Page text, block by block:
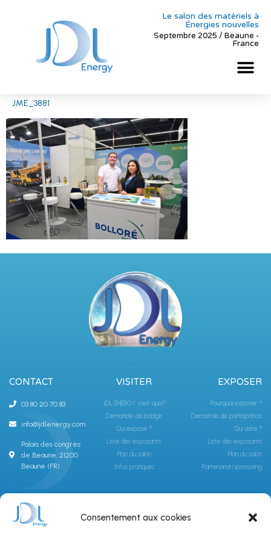
Consentement aux cookies
Le salon des matériels à
Énergies nouvelles
Septembre 2025 / Beaune -
France
JME_3881
CONTACT
03 80 20 70 83
info@jdlenergy.com
Palais des congrès
de Beaune, 21200
Beaune (FR)
VISITER
JDL ENERGY c'est quoi?
Demande de badge
Qui expose ?
Liste des exposants
Plan du salon
Infos pratiques
EXPOSER
Pourquoi exposer ?
Demande de participation
Qui visite ?
Liste des exposants
Plan du salon
Partenariat/sponsoring
ABONNEZ-VOUS À LA NEWSLETTER JDLGROUPE